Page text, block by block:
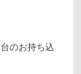
のお持ち込